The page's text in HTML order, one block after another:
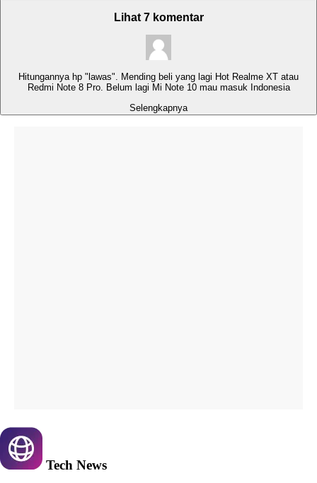
Lihat 7 komentar
Hitungannya hp "lawas". Mending beli yang lagi Hot Realme XT atau
Redmi Note 8 Pro. Belum lagi Mi Note 10 mau masuk Indonesia
Selengkapnya
Tech News